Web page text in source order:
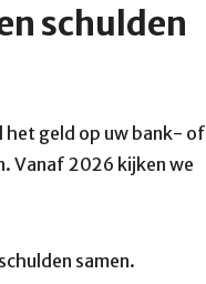
schulden
het geld op uw bank- of
Vanaf 2026 kijken we
samen.